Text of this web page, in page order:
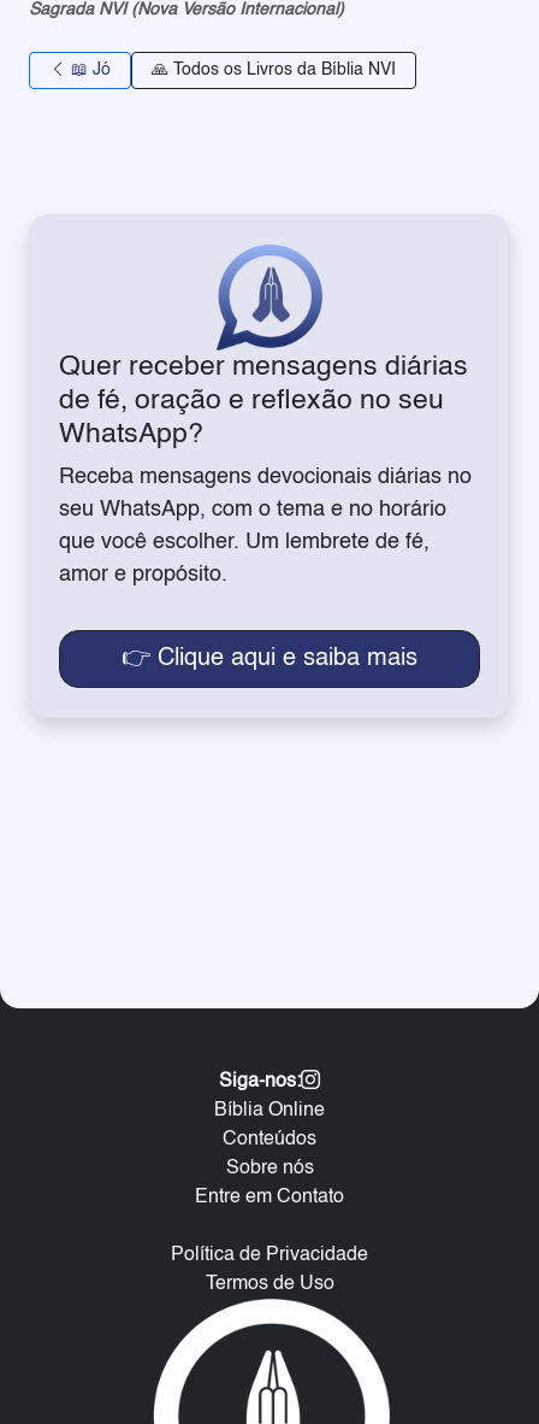
Sagrada NVI (Nova Versão Internacional)
📖 Jó 🙏 Todos os Livros da Bíblia NVI
Quer receber mensagens diárias
de fé, oração e reflexão no seu
WhatsApp?
Receba mensagens devocionais diárias no
seu WhatsApp, com o tema e no horário
que você escolher. Um lembrete de fé,
amor e propósito.
👉 Clique aqui e saiba mais
Bíblia Online
Conteúdos
Sobre nós
Entre em Contato
Política de Privacidade
Termos de Uso
Siga-nos: